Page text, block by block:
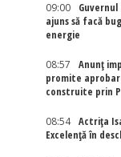
09:00
ajuns să facă
energie
08:57
Anunț
promite
construite prin
08:54
Actriţa
Excelenţă în